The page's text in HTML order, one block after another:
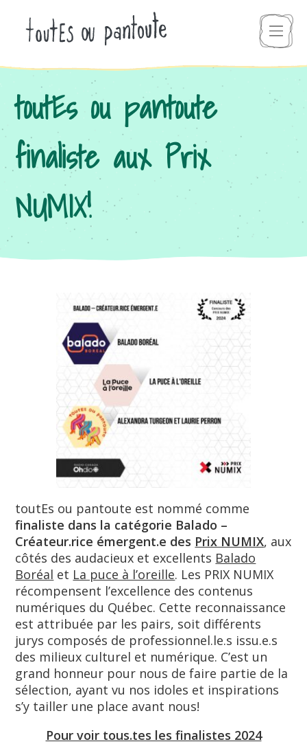
toutEs ou pantoute
finaliste aux Prix
NUMIX!
toutEs ou pantoute est nommé comme
finaliste dans la catégorie Balado –
Créateur.rice émergent.e des Prix NUMIX, aux
côtés des audacieux et excellents Balado
Boréal et La puce à l’oreille. Les PRIX NUMIX
récompensent l’excellence des contenus
numériques du Québec. Cette reconnaissance
est attribuée par les pairs, soit différents
jurys composés de professionnel.le.s issu.e.s
des milieux culturel et numérique. C’est un
grand honneur pour nous de faire partie de la
sélection, ayant vu nos idoles et inspirations
s’y tailler une place avant nous!
Pour voir tous.tes les finalistes 2024